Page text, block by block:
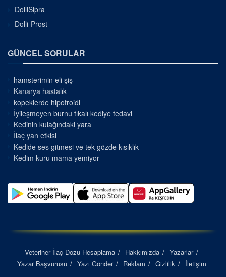
DolliSipra
Dolli-Prost
GÜNCEL SORULAR
hamsterimin eli şiş
Kanarya hastalık
kopeklerde hipotroidi
İyileşmeyen burnu tıkalı kediye tedavi
Kedinin kulağındaki yara
İlaç yan etkisi
Kedide ses gitmesi ve tek gözde kısıklık
Kedim kuru mama yemiyor
Veteriner İlaç Dozu Hesaplama Hakkımızda
Yazarlar
Yazar Başvurusu
Yazı Gönder Reklam Gizlilik İletişim